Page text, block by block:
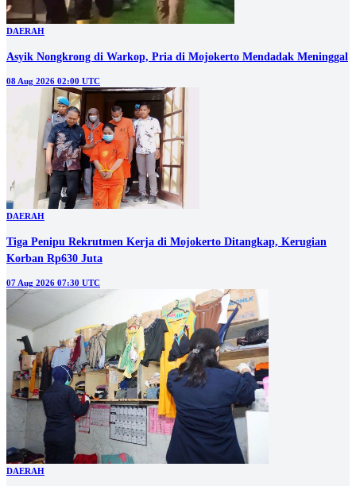
DAERAH
Asyik Nongkrong di Warkop, Pria di Mojokerto Mendadak Meninggal
08 Aug 2026 02:00 UTC
DAERAH
Tiga Penipu Rekrutmen Kerja di Mojokerto Ditangkap, Kerugian
Korban Rp630 Juta
07 Aug 2026 07:30 UTC
DAERAH